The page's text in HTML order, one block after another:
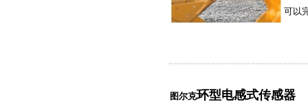
可以
图尔克环型电感式传感器